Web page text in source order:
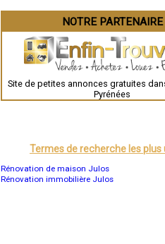
Besançon
Évreux
Chartres
Nîmes
Auch
Grenoble
Mont-de-Marsan
Blois
NOTRE PARTENAIRE
Site de petites annonces gratuites
Pyrénées
Termes de recherche les plus
Rénovation de maison Julos
Rénovation immobilière Julos